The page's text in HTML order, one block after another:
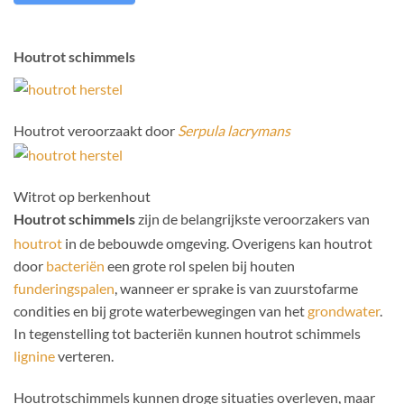
Houtrot schimmels
Houtrot veroorzaakt door Serpula lacrymans
Witrot op berkenhout
Houtrot schimmelszijn de belangrijkste veroorzakers van
houtrot in de bebouwde omgeving.Overigens kan houtrot
door bacteriën een grote rol spelen bij houten
funderingspalen, wanneer er sprake is van zuurstofarme
condities en bij grote waterbewegingen van hetgrondwater.
In tegenstelling tot bacteriën kunnen houtrot schimmels
lignineverteren.
Houtrotschimmels kunnen droge situaties overleven, maar